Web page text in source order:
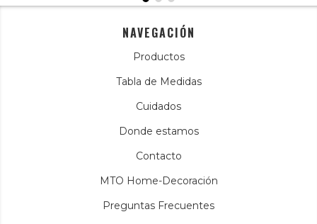
NAVEGACIÓN
Productos
Tabla de Medidas
Cuidados
Donde estamos
Contacto
MTO Home-Decoración
Preguntas Frecuentes